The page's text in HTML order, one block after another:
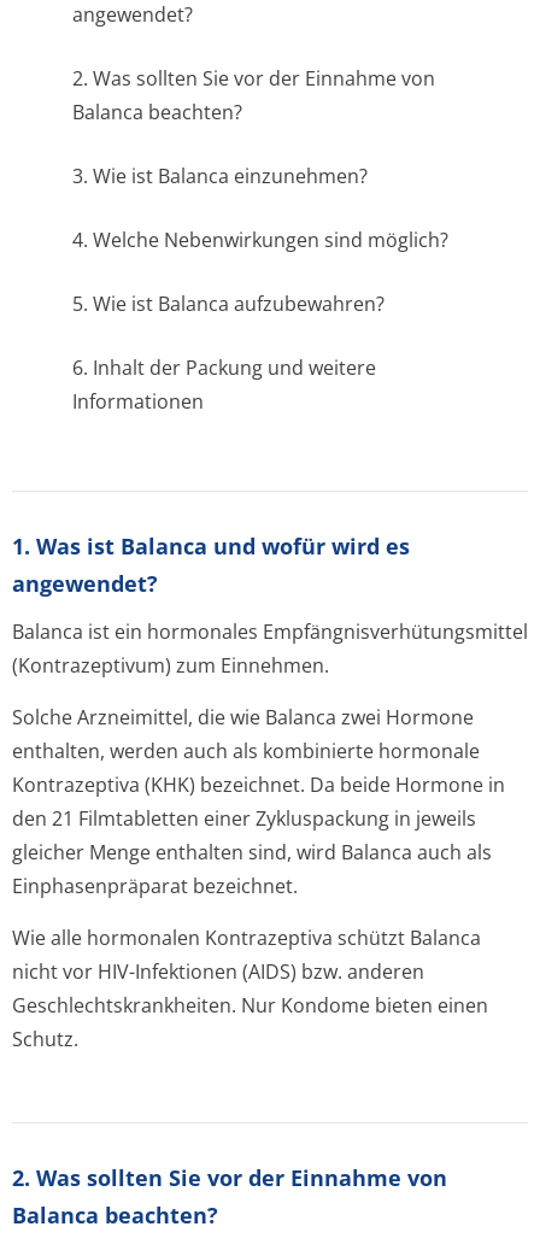
angewendet?
2. Was sollten Sie vor der Einnahme von
Balanca beachten?
3. Wie ist Balanca einzunehmen?
4. Welche Nebenwirkungen sind möglich?
5. Wie ist Balanca aufzubewahren?
6. Inhalt der Packung und weitere
Informationen
1. Was ist Balanca und wofür wird es
angewendet?
Balanca ist ein hormonales Empfängnisver­hütungsmittel
(Kontrazeptivum) zum Einnehmen.
Solche Arzneimittel, die wie Balanca zwei Hormone
enthalten, werden auch als kombinierte hormonale
Kontrazeptiva (KHK) bezeichnet. Da beide Hormone in
den 21 Filmtabletten einer Zykluspackung in jeweils
gleicher Menge enthalten sind, wird Balanca auch als
Einphasenpräparat bezeichnet.
Wie alle hormonalen Kontrazeptiva schützt Balanca
nicht vor HIV-Infektionen (AIDS) bzw. anderen
Geschlechtskran­kheiten. Nur Kondome bieten einen
Schutz.
2. Was sollten Sie vor der Einnahme von
Balanca beachten?